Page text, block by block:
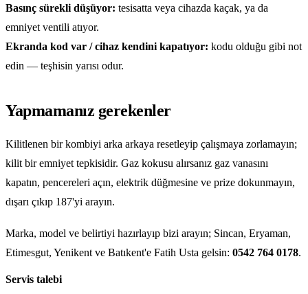
Basınç sürekli düşüyor: tesisatta veya cihazda kaçak, ya da
emniyet ventili atıyor.
Ekranda kod var / cihaz kendini kapatıyor: kodu olduğu gibi not
edin — teşhisin yarısı odur.
Yapmamanız gerekenler
Kilitlenen bir kombiyi arka arkaya resetleyip çalışmaya zorlamayın;
kilit bir emniyet tepkisidir. Gaz kokusu alırsanız gaz vanasını
kapatın, pencereleri açın, elektrik düğmesine ve prize dokunmayın,
dışarı çıkıp 187'yi arayın.
Marka, model ve belirtiyi hazırlayıp bizi arayın; Sincan, Eryaman,
Etimesgut, Yenikent ve Batıkent'e Fatih Usta gelsin: 0542 764 0178.
Servis talebi